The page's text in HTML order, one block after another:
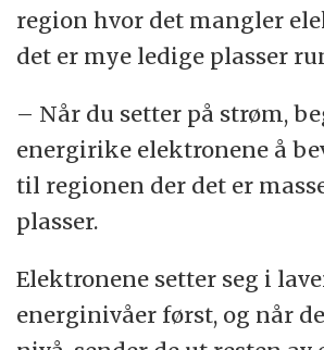
region hvor det mangler
det er mye ledige plasser
– Når du setter på strøm,
energirike elektronene å
til regionen der det er
plasser.
Elektronene setter seg i
energinivåer først, og når